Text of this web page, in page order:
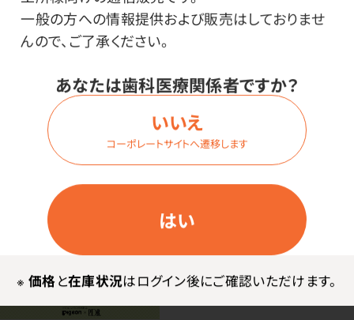
一般の方への情報提供および販売はしておりませ
んので、ご了承ください。
あなたは歯科医療関係者ですか？
はい
いいえ
コーポレートサイトへ遷移します
※ 価格と在庫状況はログイン後にご確認いただけます。
※この商品はドラッグストア等では販売されていません。